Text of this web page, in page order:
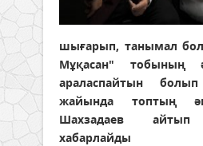
шығарып, танымал
Мұқасан" тобының
араласпайтын
жайында топтың
Шахзадаев